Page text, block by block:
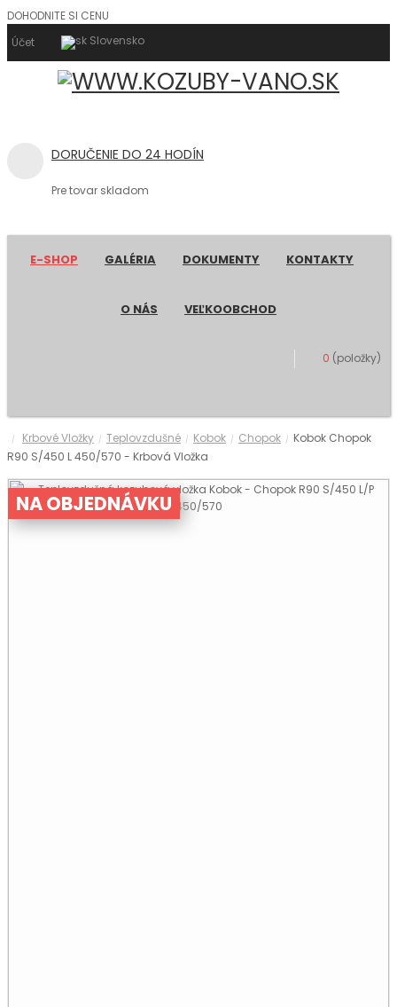
DOHODNITE SI CENU
Účet
Slovensko
DORUČENIE DO 24 HODÍN
Pre tovar skladom
E-SHOP GALÉRIA DOKUMENTY KONTAKTY
O NÁS VEĽKOOBCHOD
0 (položky)
/ Krbové Vložky / Teplovzdušné / Kobok / Chopok /
Kobok Chopok
R90 S/450 L 450/570 - Krbová Vložka
NA OBJEDNÁVKU